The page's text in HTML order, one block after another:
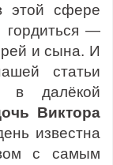
этой сфере
гордиться —
и сына. И
статьи
в далёкой
Виктора
известна
с самым